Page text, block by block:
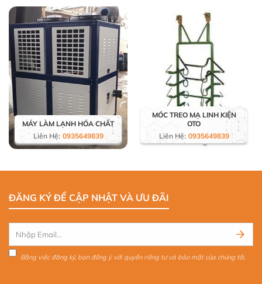
MÁY LÀM LẠNH HÓA CHẤT
Liên Hệ: 0935649839
MÓC TREO MẠ LINH KIỆN
OTO
Liên Hệ: 0935649839
ĐĂNG KÝ ĐỂ CẬP NHẬT VÀ ƯU ĐÃI
Bằng việc đăng ký, bạn đồng ý với quyền riêng tư và bảo mật của chúng tôi.